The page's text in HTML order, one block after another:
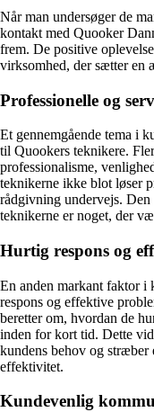
Når man undersøger de
kontakt med Quooker
frem. De positive
virksomhed, der sætter en
Professionelle og
Et gennemgående tema i
til Quookers teknikere.
professionalisme,
teknikerne ikke blot løser
rådgivning undervejs.
teknikerne er noget, der
Hurtig respons og
En anden markant faktor i
respons og effektive
beretter om, hvordan de
inden for kort tid. Dette
kundens behov og stræber
effektivitet.
Kundevenlig